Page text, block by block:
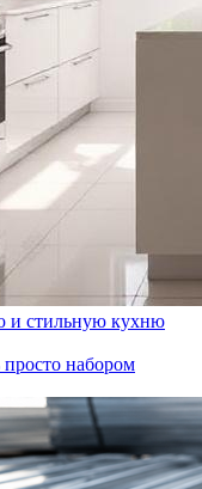
и стильную кухню
набором